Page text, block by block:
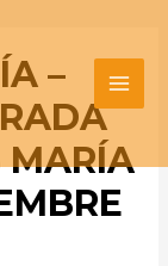
–
MARÍA